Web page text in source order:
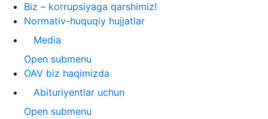
Biz – korrupsiyaga qarshimiz!
Normativ-huquqiy hujjatlar
Media
Open submenu
OAV biz haqimizda
Abituriyentlar uchun
Open submenu